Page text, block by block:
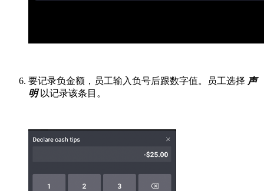
要记录负金额，员工输入负号后跟数字值。员工选择 声
明以记录该条目。